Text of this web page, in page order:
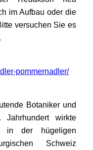
im Aufbau oder die
versuchen Sie es
pommernadler/
Botaniker und
Jahrhundert wirkte
in der hügeligen
Schweiz